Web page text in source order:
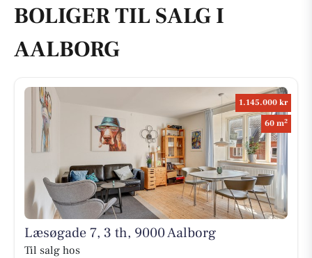
BOLIGER TIL SALG I
AALBORG
1.145.000 kr
60 m2
Læsøgade 7, 3 th, 9000 Aalborg
Til salg hos